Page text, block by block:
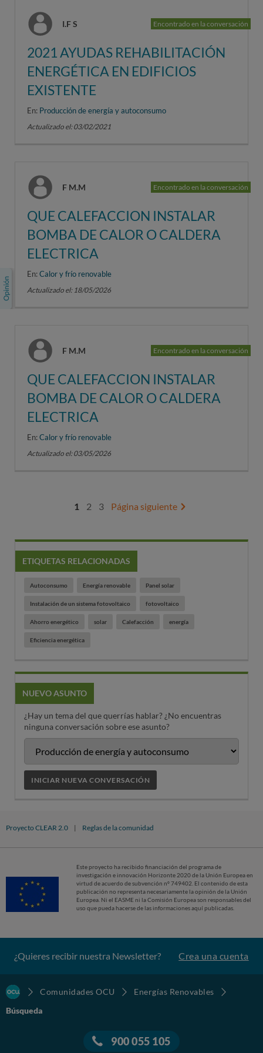
I.F S Encontrado en la conversación
2021 AYUDAS REHABILITACIÓN
ENERGÉTICA EN EDIFICIOS
EXISTENTE
En: Producción de energía y autoconsumo
Actualizado el: 03/02/2021
F M.M Encontrado en la conversación
QUE CALEFACCION INSTALAR
BOMBA DE CALOR O CALDERA
ELECTRICA
En:Calor y frío renovable
Actualizado el: 18/05/2026
F M.M Encontrado en la conversación
QUE CALEFACCION INSTALAR
BOMBA DE CALOR O CALDERA
ELECTRICA
En:Calor y frío renovable
Actualizado el: 03/05/2026
1 2 3 Página siguiente
ETIQUETAS RELACIONADAS
Autoconsumo Energía renovable Panel solar
Instalación de un sistema fotovoltaico fotovoltaico
Ahorro energético solar Calefacción energía
Eficiencia energética
NUEVO ASUNTO
¿Hay un tema del que querrías hablar? ¿No encuentras
ninguna conversación sobre ese asunto?
INICIAR NUEVA CONVERSACIÓN
Proyecto CLEAR 2.0 | Reglas de la comunidad
Este proyecto ha recibido financiación del programa de
investigación e innovación Horizonte 2020 de la Unión Europea en
virtud de acuerdo de subvención nº 749402. El contenido de esta
publicación no representa necesariamente la opinión de la Unión
Europea. Ni el EASME ni la Comisión Europea son responsables del
uso que pueda hacerse de las informaciones aquí publicadas.
¿Quieres recibir nuestra Newsletter? Crea una cuenta
Comunidades OCU
Energías Renovables
Búsqueda
900 055 105